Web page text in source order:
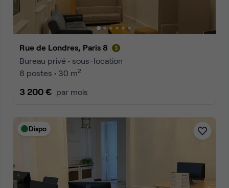
Rue de Londres, Paris 8
Bureau privé • sous-location
8 postes • 30 m2
3 200 € par mois
Dispo